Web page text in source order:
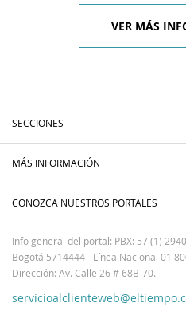
VER MÁS
SECCIONES
MÁS INFORMACIÓN
CONOZCA NUESTROS PORTALES
Info general del portal: PBX: 57 (1)
Bogotá 5714444 - Línea Nacional 01
Dirección: Av. Calle 26 # 68B-70.